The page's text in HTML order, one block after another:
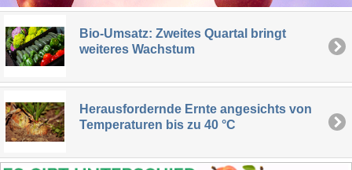
Bio-Umsatz: Zweites Quartal bringt
weiteres Wachstum
Herausfordernde Ernte angesichts von
Temperaturen bis zu 40 °C